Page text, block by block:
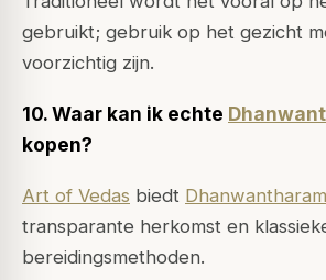
gebruikt; gebruik op het gezicht
voorzichtig zijn.
10. Waar kan ik echte
kopen?
Art of Vedas biedt
transparante herkomst en
bereidingsmethoden.